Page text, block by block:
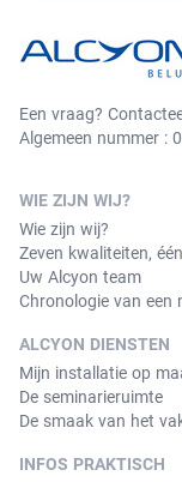
Een vraag?
Algemeen nummer :
WIE ZIJN WIJ?
Wie zijn wij?
Zeven kwaliteiten,
Uw Alcyon team
Chronologie van een
ALCYON DIENSTEN
Mijn installatie op
De seminarieruimte
De smaak van het
INFOS PRAKTISCH